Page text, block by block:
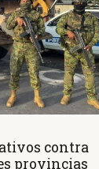
contra
provincias